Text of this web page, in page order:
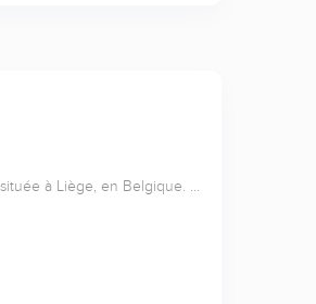
à Liège, en Belgique. …